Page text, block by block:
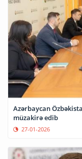
Azərbaycan
müzakirə edib
27-01-2026